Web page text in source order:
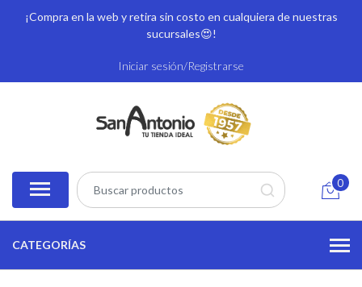
¡Compra en la web y retira sin costo en cualquiera de nuestras
sucursales😍!
Iniciar sesión/Registrarse
0
CATEGORÍAS